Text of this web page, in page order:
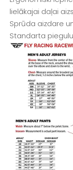
lielākajai daļai
Sprūda aizdare
Standarta